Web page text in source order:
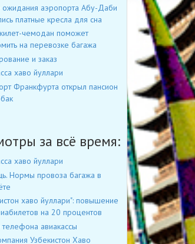
ожидания аэропорта Абу-Даби
платные кресла для сна
чемодан поможет
на перевозке багажа
и заказ
хаво йуллари
Франкфурта открыл пансион
за всё время:
хаво йуллари
Нормы провоза багажа в
хаво йуллари": повышение
на 20 процентов
авиакассы
Узбекистон Хаво